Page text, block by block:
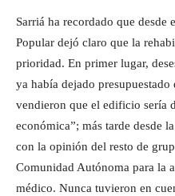
Sarriá ha recordado que desde
Popular dejó claro que la
prioridad. En primer lugar,
ya había dejado
vendieron que el edificio sería
económica”; más tarde desde
con la opinión del resto de
Comunidad Autónoma para la
médico. Nunca tuvieron en